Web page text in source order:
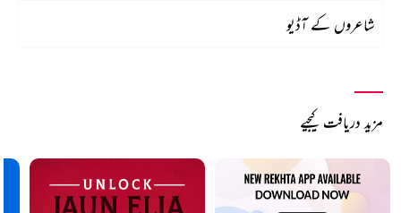
شاعروں کے آڈیو
مزید دریافت کیجیے